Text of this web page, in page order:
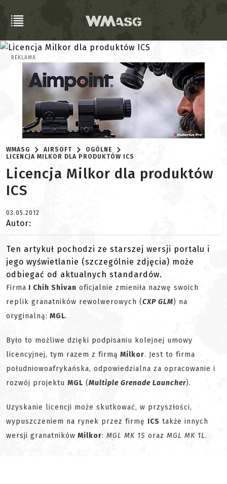
REKLAMA
WMASG AIRSOFT
OGÓLNE
LICENCJA MILKOR DLA PRODUKTÓW ICS
Licencja Milkor dla produktów
ICS
03.05.2012
Autor:
Ten artykuł pochodzi ze starszej wersji portalu i
jego wyświetlanie (szczególnie zdjęcia) może
odbiegać od aktualnych standardów.
Firma I Chih Shivan oficjalnie zmieniła nazwę swoich
replik granatników rewolwerowych (CXP GLM) na
oryginalną: MGL.
Było to możliwe dzięki podpisaniu kolejnej umowy
licencyjnej, tym razem z firmą Milkor. Jest to firma
południowoafrykańska, odpowiedzialna za opracowanie i
rozwój projektu MGL (Multiple Grenade Launcher).
Uzyskanie licencji może skutkować, w przyszłości,
wypuszczeniem na rynek przez firmę ICS także innych
wersji granatników Milkor: MGL MK 1S oraz MGL MK 1L.